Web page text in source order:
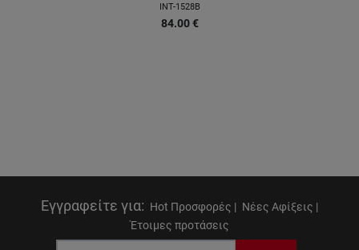
INT-1528B
84.00 €
Εγγραφείτε για: Hot Προσφορές | Νέες Αφίξεις |
Έτοιμες προτάσεις